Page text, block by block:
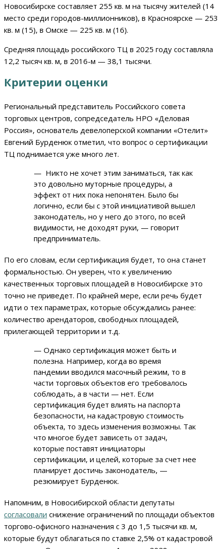
Новосибирске составляет 255 кв. м на тысячу жителей (14
место среди городов-миллионников), в Красноярске — 253
кв. м (15), в Омске — 225 кв. м (16).
Средняя площадь российского ТЦ в 2025 году составляла
12,2 тысяч кв. м, в 2016-м — 38,1 тысячи.
Критерии оценки
Региональный представитель Российского совета
торговых центров, сопредседатель НРО «Деловая
Россия», основатель девелоперской компании «Отелит»
Евгений Бурденюк отметил, что вопрос о сертификации
ТЦ поднимается уже много лет.
— Никто не хочет этим заниматься, так как
это довольно муторные процедуры, а
эффект от них пока непонятен. Было бы
логично, если бы с этой инициативой вышел
законодатель, но у него до этого, по всей
видимости, не доходят руки, — говорит
предприниматель.
По его словам, если сертификация будет, то она станет
формальностью. Он уверен, что к увеличению
качественных торговых площадей в Новосибирске это
точно не приведет. По крайней мере, если речь будет
идти о тех параметрах, которые обсуждались ранее:
количество арендаторов, свободных площадей,
прилегающей территории и т.д.
— Однако сертификация может быть и
полезна. Например, когда во время
пандемии вводился масочный режим, то в
части торговых объектов его требовалось
соблюдать, а в части — нет. Если
сертификация будет влиять на паспорта
безопасности, на кадастровую стоимость
объекта, то здесь изменения возможны. Так
что многое будет зависеть от задач,
которые поставят инициаторы
сертификации, и целей, которые за счет нее
планирует достичь законодатель, —
резюмирует Бурденюк.
Напомним, в Новосибирской области депутаты
согласовали снижение ограничений по площади объектов
торгово-офисного назначения с 3 до 1,5 тысячи кв. м,
которые будут облагаться по ставке 2,5% от кадастровой